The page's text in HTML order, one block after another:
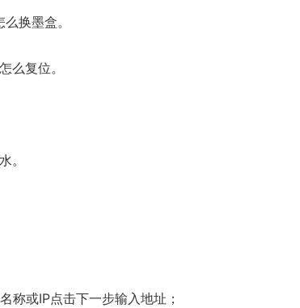
换墨盒。
么复位。
。
称或IP点击下一步输入地址；